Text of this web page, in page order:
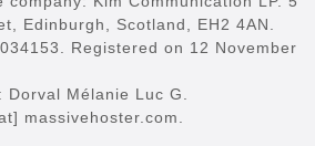
Edinburgh, Scotland, EH2 4AN.
Registered on 12 November
Mélanie Luc G.
massivehoster.com.